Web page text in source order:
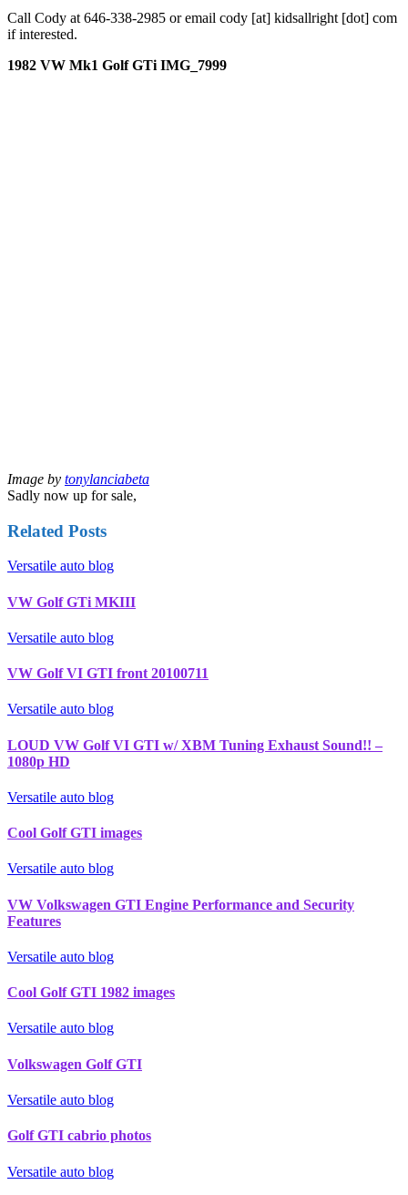
Call Cody at 646-338-2985 or email cody [at] kidsallright [dot] com
if interested.
1982 VW Mk1 Golf GTi IMG_7999
Image by tonylanciabeta
Sadly now up for sale,
Related Posts
Versatile auto blog
VW Golf GTi MKIII
Versatile auto blog
VW Golf VI GTI front 20100711
Versatile auto blog
LOUD VW Golf VI GTI w/ XBM Tuning Exhaust Sound!! –
1080p HD
Versatile auto blog
Cool Golf GTI images
Versatile auto blog
VW Volkswagen GTI Engine Performance and Security
Features
Versatile auto blog
Cool Golf GTI 1982 images
Versatile auto blog
Volkswagen Golf GTI
Versatile auto blog
Golf GTI cabrio photos
Versatile auto blog